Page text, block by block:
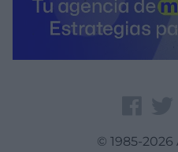
© 1985-2026